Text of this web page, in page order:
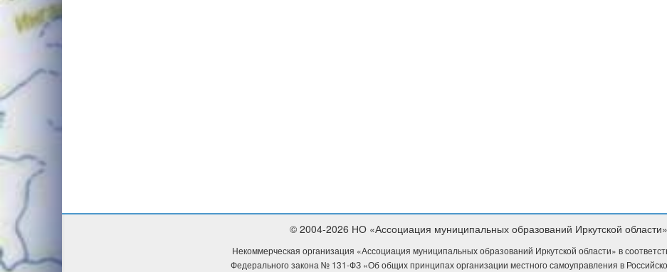
© 2004-2026 НО «Ассоциация муниципальных образований Иркутской области»
Некоммерческая организация «Ассоциация муниципальных образований Иркутской области» в
Федерального закона № 131-ФЗ «Об общих принципах организации местного самоуправления в